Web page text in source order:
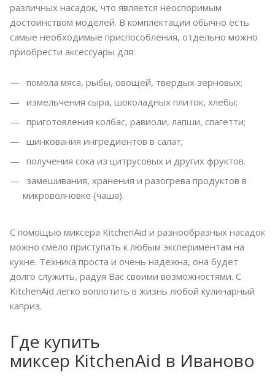
различных насадок, что является неоспоримым
достоинством моделей. В комплектации обычно есть
самые необходимые приспособления, отдельно можно
приобрести аксессуары для:
помола мяса, рыбы, овощей, твердых зерновых;
измельчения сыра, шоколадных плиток, хлебы;
приготовления колбас, равиоли, лапши, спагетти;
шинкования ингредиентов в салат;
получения сока из цитрусовых и других фруктов.
замешивания, хранения и разогрева продуктов в
микроволновке (чаша).
С помощью миксера KitchenAid и разнообразных насадок
можно смело приступать к любым экспериментам на
кухне. Техника проста и очень надежна, она будет
долго служить, радуя Вас своими возможностями. С
KitchenAid легко воплотить в жизнь любой кулинарный
каприз.
Где купить
миксер KitchenAid в Иваново